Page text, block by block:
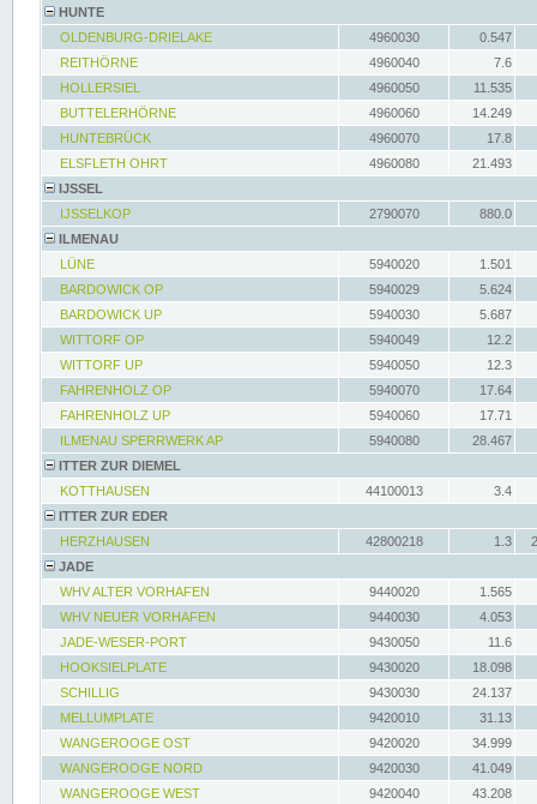
HUNTE
OLDENBURG-DRIELAKE
4960030
0.547
REITHÖRNE
4960040
7.6
HOLLERSIEL
4960050
11.535
BUTTELERHÖRNE
4960060
14.249
HUNTEBRÜCK
4960070
17.8
ELSFLETH OHRT
4960080
21.493
IJSSEL
IJSSELKOP
2790070
880.0
ILMENAU
LÜNE
5940020
1.501
BARDOWICK OP
5940029
5.624
BARDOWICK UP
5940030
5.687
WITTORF OP
5940049
12.2
WITTORF UP
5940050
12.3
FAHRENHOLZ OP
5940070
17.64
FAHRENHOLZ UP
5940060
17.71
ILMENAU SPERRWERK AP
5940080
28.467
ITTER ZUR DIEMEL
KOTTHAUSEN
44100013
3.4
ITTER ZUR EDER
HERZHAUSEN
42800218 1.3
JADE
WHV ALTER VORHAFEN
9440020
1.565
WHV NEUER VORHAFEN
9440030
4.053
JADE-WESER-PORT
9430050
11.6
HOOKSIELPLATE
9430020
18.098
SCHILLIG
9430030
24.137
MELLUMPLATE
9420010
31.13
WANGEROOGE OST
9420020
34.999
WANGEROOGE NORD
9420030
41.049
WANGEROOGE WEST
9420040
43.208